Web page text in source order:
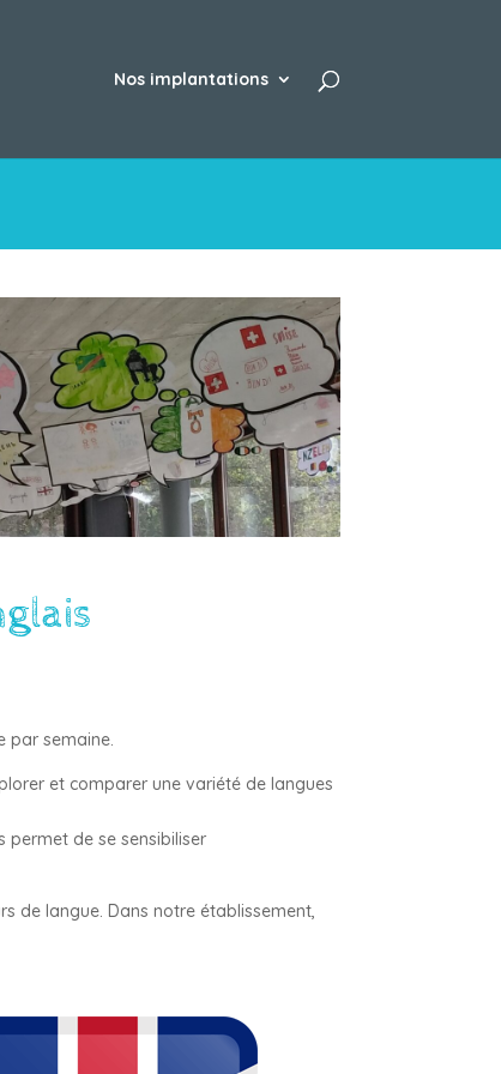
Nos implantations
par semaine.
et comparer une variété de langues
permet de se sensibiliser
de langue. Dans notre établissement,